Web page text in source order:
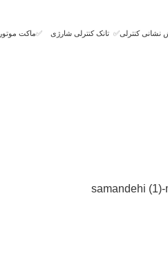
نشانی کنترلی✅ تانک کنترلی شارژی ✅ماکت موتور